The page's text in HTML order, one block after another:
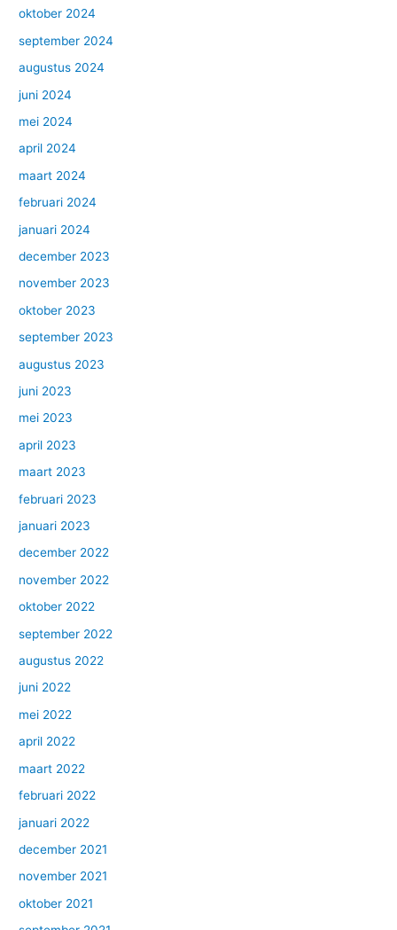
oktober 2024
september 2024
augustus 2024
juni 2024
mei 2024
april 2024
maart 2024
februari 2024
januari 2024
december 2023
november 2023
oktober 2023
september 2023
augustus 2023
juni 2023
mei 2023
april 2023
maart 2023
februari 2023
januari 2023
december 2022
november 2022
oktober 2022
september 2022
augustus 2022
juni 2022
mei 2022
april 2022
maart 2022
februari 2022
januari 2022
december 2021
november 2021
oktober 2021